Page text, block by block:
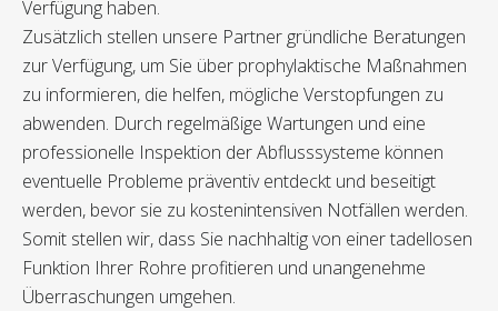
Verfügung haben.
Zusätzlich stellen unsere Partner gründliche Beratungen
zur Verfügung, um Sie über prophylaktische Maßnahmen
zu informieren, die helfen, mögliche Verstopfungen zu
abwenden. Durch regelmäßige Wartungen und eine
professionelle Inspektion der Abflusssysteme können
eventuelle Probleme präventiv entdeckt und beseitigt
werden, bevor sie zu kostenintensiven Notfällen werden.
Somit stellen wir, dass Sie nachhaltig von einer tadellosen
Funktion Ihrer Rohre profitieren und unangenehme
Überraschungen umgehen.